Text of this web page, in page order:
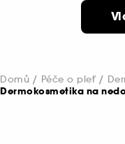
Domů Péče o pleť
Dermokosmetika na